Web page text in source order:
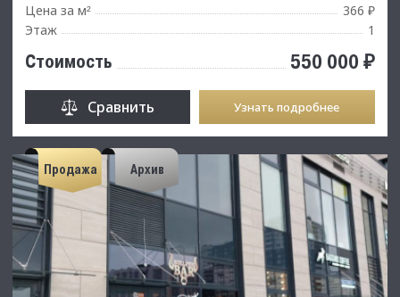
Цена за м²
366 ₽
Этаж
1
Стоимость 550 000 ₽
Сравнить Узнать подробнее
Продажа Архив